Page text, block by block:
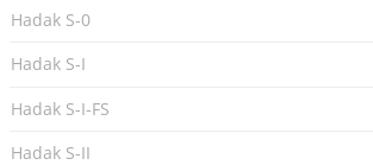
Hadak S-0
Hadak S-I
Hadak S-I-FS
Hadak S-II